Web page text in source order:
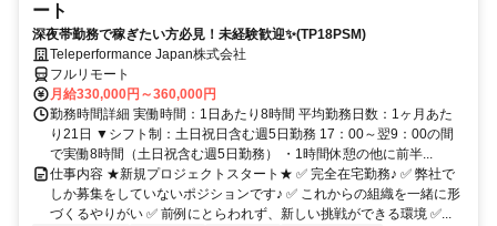
ート
深夜帯勤務で稼ぎたい方必見！未経験歓迎✨(TP18PSM)
Teleperformance Japan株式会社
フルリモート
月給330,000円～360,000円
勤務時間詳細 実働時間：1日あたり8時間 平均勤務日数：1ヶ月あた
り21日 ▼シフト制：土日祝日含む週5日勤務 17：00～翌9：00の間
で実働8時間（土日祝含む週5日勤務） ・1時間休憩の他に前半...
仕事内容 ★新規プロジェクトスタート★ ✅ 完全在宅勤務♪ ✅ 弊社で
しか募集をしていないポジションです♪ ✅ これからの組織を一緒に形
づくるやりがい ✅ 前例にとらわれず、新しい挑戦ができる環境 ✅...